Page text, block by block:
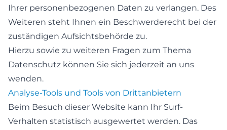
Ihrer personenbezogenen Daten zu verlangen. Des
Weiteren steht Ihnen ein Beschwerderecht bei der
zuständigen Aufsichtsbehörde zu.
Hierzu sowie zu weiteren Fragen zum Thema
Datenschutz können Sie sich jederzeit an uns
wenden.
Analyse-Tools und Tools von Dritt­anbietern
Beim Besuch dieser Website kann Ihr Surf-
Verhalten statistisch ausgewertet werden. Das